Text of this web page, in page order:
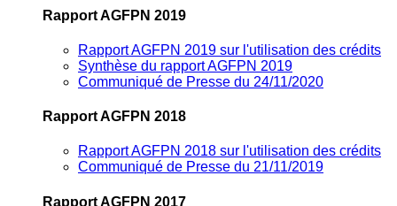
Rapport AGFPN 2019
Rapport AGFPN 2019 sur l'utilisation des crédits
Synthèse du rapport AGFPN 2019
Communiqué de Presse du 24/11/2020
Rapport AGFPN 2018
Rapport AGFPN 2018 sur l'utilisation des crédits
Communiqué de Presse du 21/11/2019
Rapport AGFPN 2017